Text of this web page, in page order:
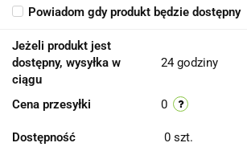
Powiadom gdy produkt będzie dostępny
Jeżeli produkt jest
dostępny, wysyłka w
ciągu
24 godziny
Cena przesyłki 0
Dostępność 0 szt.